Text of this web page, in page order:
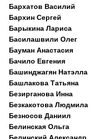
Бархатов Василий
Бархин Сергей
Барыкина Лариса
Басилашвили Олег
Бауман Анастасия
Бачило Евгения
Башинджагян Натэлла
Башлакова Татьяна
Безирганова Инна
Безкакотова Людмила
Безносов Даниил
Белинская Ольга